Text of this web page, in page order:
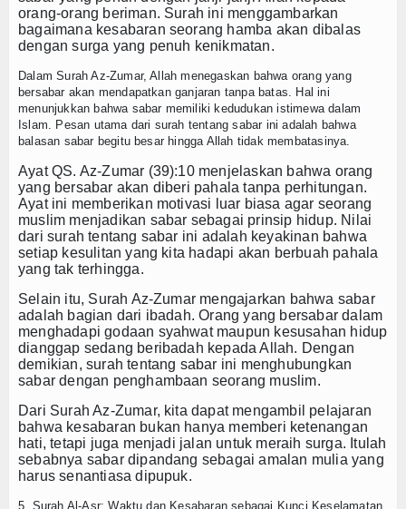
orang-orang beriman. Surah ini menggambarkan
bagaimana kesabaran seorang hamba akan dibalas
dengan surga yang penuh kenikmatan.
Dalam Surah Az-Zumar, Allah menegaskan bahwa orang yang
bersabar akan mendapatkan ganjaran tanpa batas. Hal ini
menunjukkan bahwa sabar memiliki kedudukan istimewa dalam
Islam. Pesan utama dari surah tentang sabar ini adalah bahwa
balasan sabar begitu besar hingga Allah tidak membatasinya.
Ayat QS. Az-Zumar (39):10 menjelaskan bahwa orang
yang bersabar akan diberi pahala tanpa perhitungan.
Ayat ini memberikan motivasi luar biasa agar seorang
muslim menjadikan sabar sebagai prinsip hidup. Nilai
dari surah tentang sabar ini adalah keyakinan bahwa
setiap kesulitan yang kita hadapi akan berbuah pahala
yang tak terhingga.
Selain itu, Surah Az-Zumar mengajarkan bahwa sabar
adalah bagian dari ibadah. Orang yang bersabar dalam
menghadapi godaan syahwat maupun kesusahan hidup
dianggap sedang beribadah kepada Allah. Dengan
demikian, surah tentang sabar ini menghubungkan
sabar dengan penghambaan seorang muslim.
Dari Surah Az-Zumar, kita dapat mengambil pelajaran
bahwa kesabaran bukan hanya memberi ketenangan
hati, tetapi juga menjadi jalan untuk meraih surga. Itulah
sebabnya sabar dipandang sebagai amalan mulia yang
harus senantiasa dipupuk.
5. Surah Al-Asr: Waktu dan Kesabaran sebagai Kunci Keselamatan